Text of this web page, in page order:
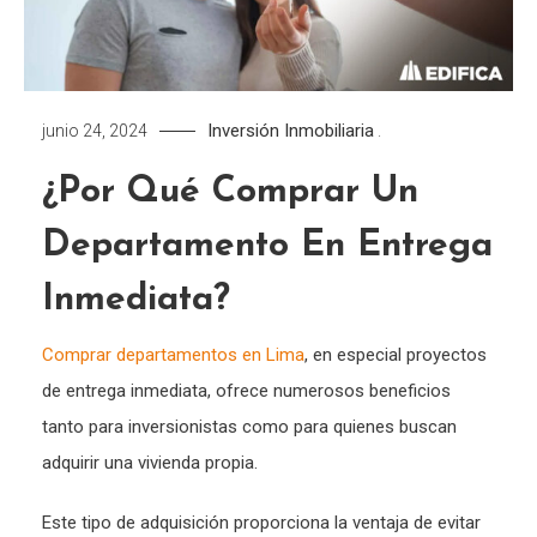
junio 24, 2024 Inversión Inmobiliaria .
¿Por Qué Comprar Un
Departamento En Entrega
Inmediata?
Comprar departamentos en Lima, en especial proyectos
de entrega inmediata, ofrece numerosos beneficios
tanto para inversionistas como para quienes buscan
adquirir una vivienda propia.
Este tipo de adquisición proporciona la ventaja de evitar